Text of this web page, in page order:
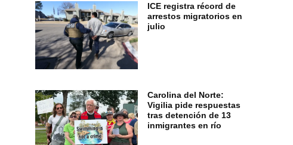
ICE registra récord de
arrestos migratorios en
julio
Carolina del Norte:
Vigilia pide respuestas
tras detención de 13
inmigrantes en río